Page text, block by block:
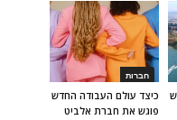
חברות
כיצד עולם העבודה החדש
פוגש את חברת אלביט